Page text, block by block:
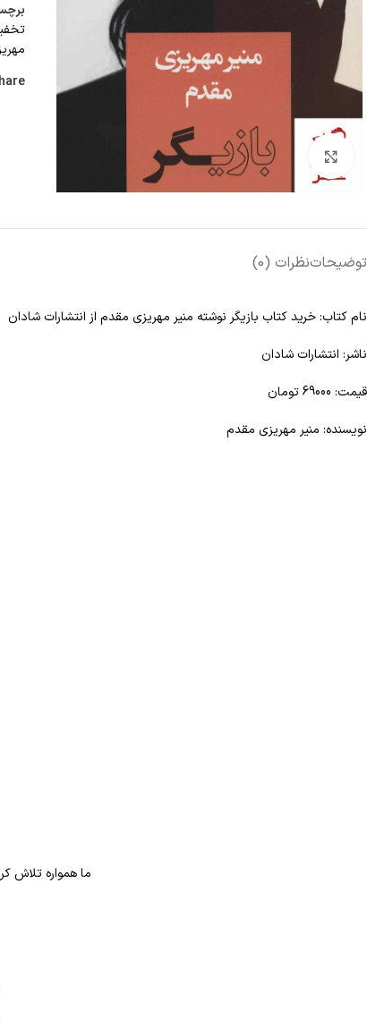
Click to enlarge
توضیحاتنظرات (0)
نام کتاب: خرید کتاب بازيگر نوشته منیر مهریزی مقدم از انتشارات شادان
ناشر: انتشارات شادان
قیمت: 69000 تومان
نویسنده: منیر مهریزی مقدم
ما همواره تلاش